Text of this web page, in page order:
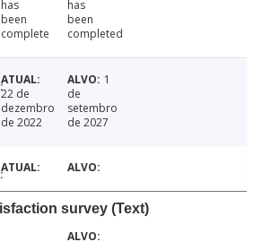
has
been
complete
has
been
completed
22 de
dezembro
de 2022
1
de
setembro
de 2027
survey (Text)